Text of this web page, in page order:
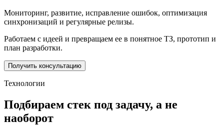
Мониторинг, развитие, исправление ошибок, оптимизация
синхронизаций и регулярные релизы.
Работаем с идеей и превращаем ее в понятное ТЗ, прототип и
план разработки.
Получить консультацию
Технологии
Подбираем стек под задачу, а не
наоборот